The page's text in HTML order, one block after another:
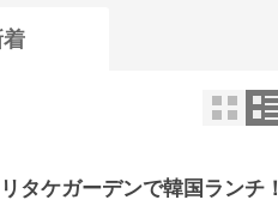
着
タケガーデンで韓国ランチ！